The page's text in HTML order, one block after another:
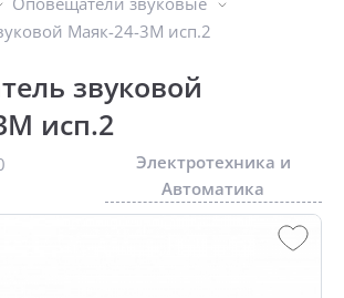
Маяк-24-3М исп.2
звуковой
исп.2
Электротехника и
Автоматика